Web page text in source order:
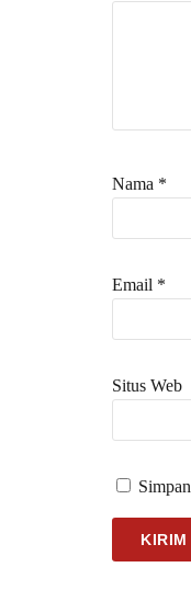
Nama *
Email *
Situs Web